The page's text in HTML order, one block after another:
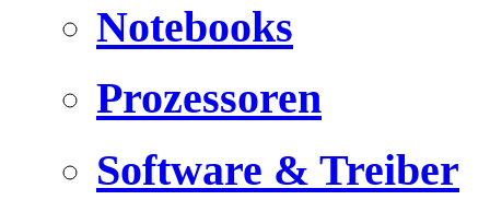
Notebooks
Prozessoren
Software & Treiber